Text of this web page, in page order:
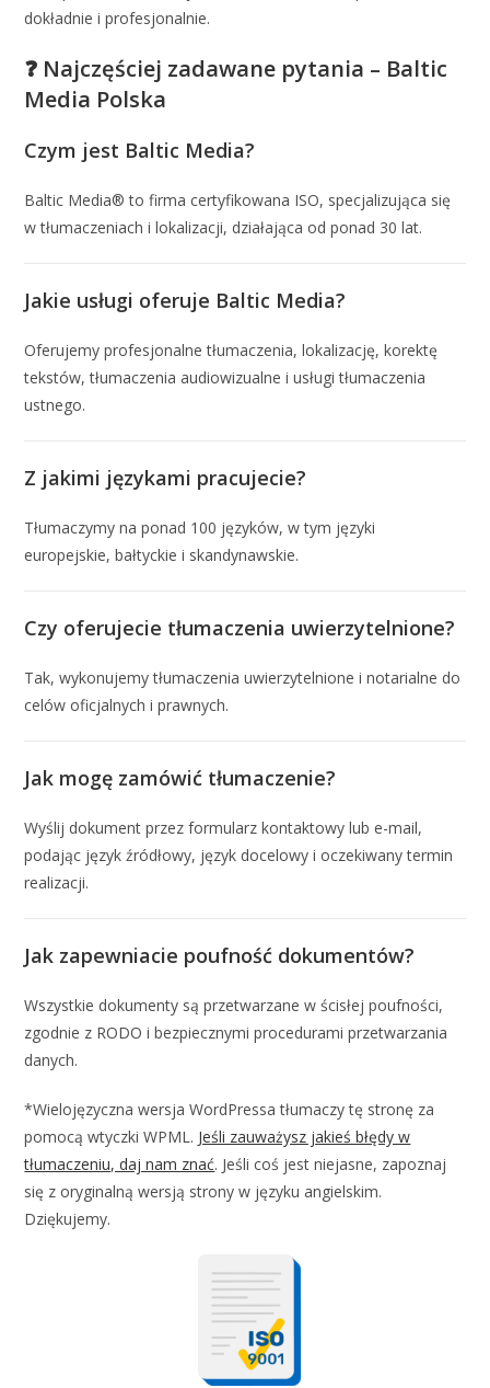
dokładnie i profesjonalnie.
❓ Najczęściej zadawane pytania – Baltic
Media Polska
Czym jest Baltic Media?
Baltic Media® to firma certyfikowana ISO, specjalizująca się
w tłumaczeniach i lokalizacji, działająca od ponad 30 lat.
Jakie usługi oferuje Baltic Media?
Oferujemy profesjonalne tłumaczenia, lokalizację, korektę
tekstów, tłumaczenia audiowizualne i usługi tłumaczenia
ustnego.
Z jakimi językami pracujecie?
Tłumaczymy na ponad 100 języków, w tym języki
europejskie, bałtyckie i skandynawskie.
Czy oferujecie tłumaczenia uwierzytelnione?
Tak, wykonujemy tłumaczenia uwierzytelnione i notarialne do
celów oficjalnych i prawnych.
Jak mogę zamówić tłumaczenie?
Wyślij dokument przez formularz kontaktowy lub e-mail,
podając język źródłowy, język docelowy i oczekiwany termin
realizacji.
Jak zapewniacie poufność dokumentów?
Wszystkie dokumenty są przetwarzane w ścisłej poufności,
zgodnie z RODO i bezpiecznymi procedurami przetwarzania
danych.
*Wielojęzyczna wersja WordPressa tłumaczy tę stronę za
pomocą wtyczki WPML. Jeśli zauważysz jakieś błędy w
tłumaczeniu, daj nam znać. Jeśli coś jest niejasne, zapoznaj
się z oryginalną wersją strony w języku angielskim.
Dziękujemy.